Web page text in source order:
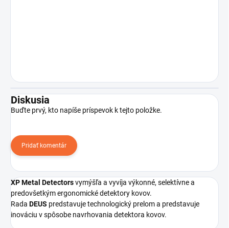
Diskusia
Buďte prvý, kto napíše príspevok k tejto položke.
Pridať komentár
XP Metal Detectorsvymýšľa a vyvíja výkonné, selektívne a
predovšetkým ergonomické detektory kovov.
Rada DEUS predstavujetechnologický preloma predstavuje
inováciu v spôsobe navrhovania detektora kovov.